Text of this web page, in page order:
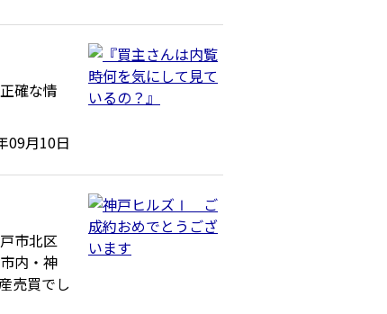
確な情
09月10日
市北区
内・神
売買でし